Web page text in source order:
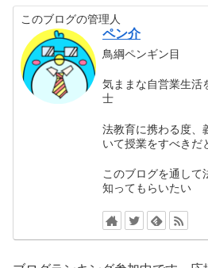
このブログの管理人
ペン介
鳥綱ペンギン目
気ままな自営業生活
士
法教育に携わる度、
いて授業をすべきだ
このブログを通して
知ってもらいたい